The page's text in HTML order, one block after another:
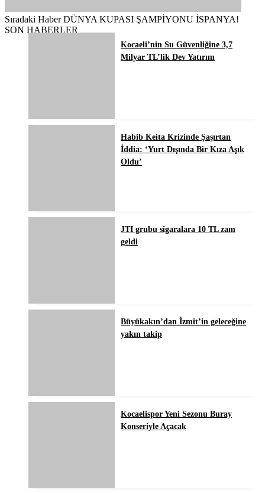
Sıradaki Haber DÜNYA KUPASI ŞAMPİYONU İSPANYA!
SON HABERLER
Kocaeli’nin Su Güvenliğine 3,7
Milyar TL’lik Dev Yatırım
Habib Keita Krizinde Şaşırtan
İddia: ‘Yurt Dışında Bir Kıza Aşık
Oldu’
JTI grubu sigaralara 10 TL zam
geldi
Büyükakın’dan İzmit’in geleceğine
yakın takip
Kocaelispor Yeni Sezonu Buray
Konseriyle Açacak